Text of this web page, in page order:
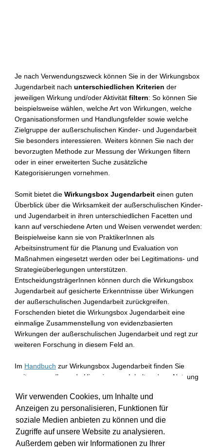
Wir verwenden Cookies, um Inhalte und
Anzeigen zu personalisieren, Funktionen für
soziale Medien anbieten zu können und die
Zugriffe auf unsere Website zu analysieren.
Außerdem geben wir Informationen zu Ihrer
Je nach Verwendungszweck können Sie in der Wirkungsbox
Jugendarbeit nach unterschiedlichen Kriterien der
jeweiligen Wirkung und/oder Aktivität filtern: So können Sie
beispielsweise wählen, welche Art von Wirkungen, welche
Organisationsformen und Handlungsfelder sowie welche
Zielgruppe der außerschulischen Kinder- und Jugendarbeit
Sie besonders interessieren. Weiters können Sie nach der
bevorzugten Methode zur Messung der Wirkungen filtern
oder in einer erweiterten Suche zusätzliche
Kategorisierungen vornehmen.
Somit bietet die Wirkungsbox Jugendarbeit einen guten
Überblick über die Wirksamkeit der außerschulischen Kinder-
und Jugendarbeit in ihren unterschiedlichen Facetten und
kann auf verschiedene Arten und Weisen verwendet werden:
Beispielweise kann sie von PraktikerInnen als
Arbeitsinstrument für die Planung und Evaluation von
Maßnahmen eingesetzt werden oder bei Legitimations- und
Strategieüberlegungen unterstützen.
EntscheidungsträgerInnen können durch die Wirkungsbox
Jugendarbeit auf gesicherte Erkenntnisse über Wirkungen
der außerschulischen Jugendarbeit zurückgreifen.
Forschenden bietet die Wirkungsbox Jugendarbeit eine
einmalige Zusammenstellung von evidenzbasierten
Wirkungen der außerschulischen Jugendarbeit und regt zur
weiteren Forschung in diesem Feld an.
Im Handbuch zur Wirkungsbox Jugendarbeit finden Sie
weitere grundlegende Hinweise zum Inhalt und zur Nutzung
Wir wünschen Ihnen viel Erfolg bei der praktischen
Anwendung der Wirkungsbox Jugendarbeit!